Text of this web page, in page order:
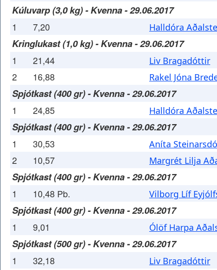
Kúluvarp (3,0 kg) - Kvenna - 29.06.2017
1 7,20 Halldóra
Kringlukast (1,0 kg) - Kvenna - 29.06.2017
1 21,44 Liv Bragadóttir
2 16,88 Rakel Jóna
Spjótkast (400 gr) - Kvenna - 29.06.2017
1 24,85 Halldóra
Spjótkast (400 gr) - Kvenna - 29.06.2017
1 30,53 Aníta
2 10,57 Margrét Lilja
Spjótkast (400 gr) - Kvenna - 29.06.2017
1 10,48 Pb. Vilborg Líf
Spjótkast (400 gr) - Kvenna - 29.06.2017
1 9,01 Ólöf Harpa
Spjótkast (500 gr) - Kvenna - 29.06.2017
1 32,18 Liv Bragadóttir